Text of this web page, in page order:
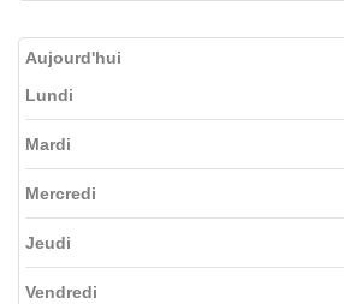
Aujourd'hui
Lundi
Mardi
Mercredi
Jeudi
Vendredi